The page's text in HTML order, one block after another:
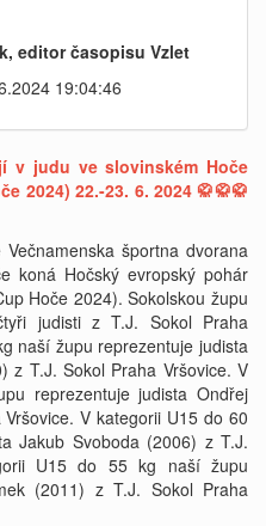
editor časopisu Vzlet
19:04:46
v judu ve slovinském Hoče
2024) 22.-23. 6. 2024 🥋🥋🥋
športna dvorana
koná Hočský evropský pohár
Hoče 2024). Sokolskou župu
judisti z T.J. Sokol Praha
naší župu reprezentuje judista
z T.J. Sokol Praha Vršovice. V
reprezentuje judista Ondřej
V kategorii U15 do 60
Jakub Svoboda (2006) z T.J.
U15 do 55 kg naší župu
(2011) z T.J. Sokol Praha